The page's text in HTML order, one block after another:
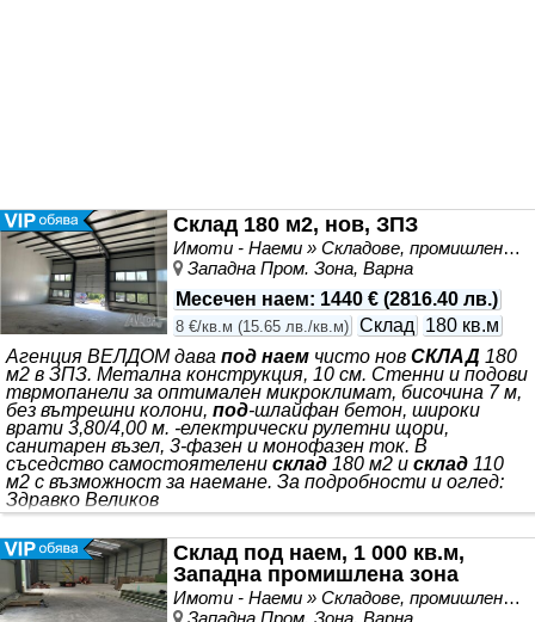
Склад 180 м2, нов, ЗПЗ
Имоти - Наеми » Складове, промишлени и стопански имоти под наем
Западна Пром. Зона, Варна
Месечен наем: 1440 € (2816.40 лв.)
8 €/кв.м (15.65 лв./кв.м) Склад
180 кв.м
Агенция ВЕЛДОМ дава под наем чисто нов СКЛАД 180
м2 в ЗПЗ. Метална конструкция, 10 см. Стенни и подови
тврмопанели за оптимален микроклимат, бисочина 7 м,
без вътрешни колони, под-шлайфан бетон, широки
врати 3,80/4,00 м. -електрически рулетни щори,
санитарен възел, 3-фазен и монофазен ток. В
съседство самостоятелени склад 180 м2 и склад 110
м2 с възможност за наемане. За подробности и оглед:
Здравко Великов
Склад под наем, 1 000 кв.м,
Западна промишлена зона
Имоти - Наеми » Складове, промишлени и стопански имоти под наем
Западна Пром. Зона, Варна